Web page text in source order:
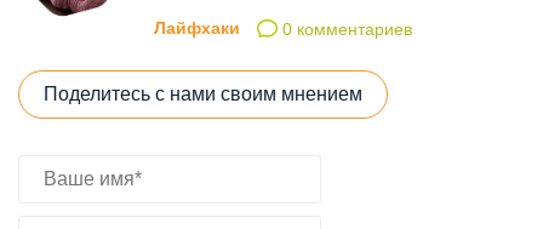
Лайфхаки 0 комментариев
Поделитесь с нами своим мнением